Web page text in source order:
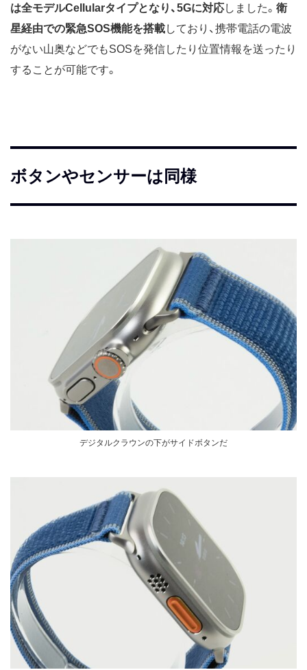
は全モデルCellularタイプとなり、5Gに対応しました。 衛
星経由での緊急SOS機能を搭載しており、携帯電話の電波
がない山奥などでもSOSを発信したり位置情報を送ったり
することが可能です。
ボタンやセンサーは同様
デジタルクラウンの下がサイドボタンだ